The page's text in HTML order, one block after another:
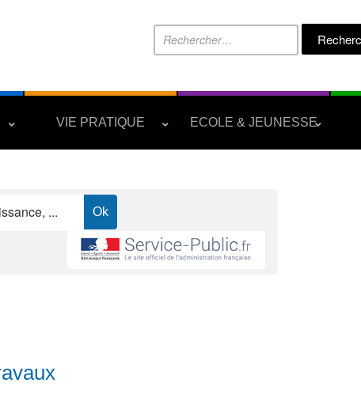
Rechercher :
VIE PRATIQUE ECOLE & JEUNESSE